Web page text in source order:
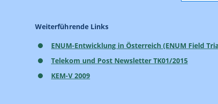
Weiterführende Links
ENUM-Entwicklung in Österreich (ENUM Field
Telekom und Post Newsletter TK01/2015
KEM-V 2009